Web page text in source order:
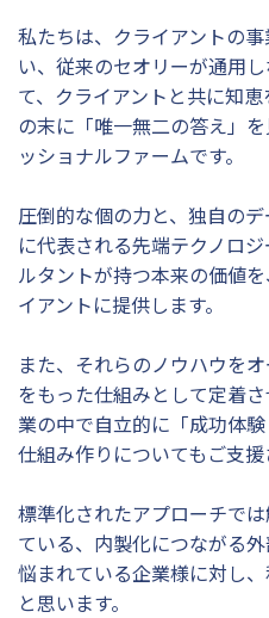
私たちは、クライアントの
い、従来のセオリーが通用
て、クライアントと共に知
の末に「唯一無二の答え」
ッショナルファームです。
圧倒的な個の力と、独自の
に代表される先端テクノロ
ルタントが持つ本来の価値
イアントに提供します。
また、それらのノウハウを
をもった仕組みとして定着
業の中で自立的に「成功体
仕組み作りについてもご支援
標準化されたアプローチで
ている、内製化につながる
悩まれている企業様に対し
と思います。